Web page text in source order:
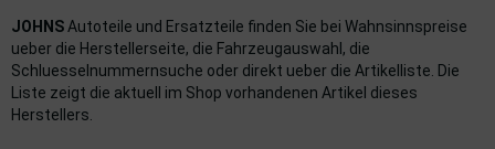
JOHNS Autoteile und Ersatzteile finden Sie bei Wahnsinnspreise
ueber die Herstellerseite, die Fahrzeugauswahl, die
Schluesselnummernsuche oder direkt ueber die Artikelliste. Die
Liste zeigt die aktuell im Shop vorhandenen Artikel dieses
Herstellers.